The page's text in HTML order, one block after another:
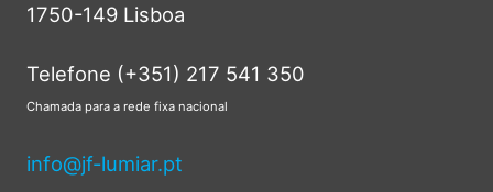
1750-149 Lisboa
Telefone (+351) 217 541 350
Chamada para a rede fixa nacional
info@jf-lumiar.pt